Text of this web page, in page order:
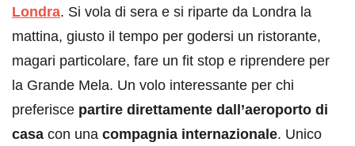
Londra. Si vola di sera e si riparte da Londra la
mattina, giusto il tempo per godersi un ristorante,
magari particolare, fare un fit stop e riprendere per
la Grande Mela. Un volo interessante per chi
preferisce partire direttamente dall’aeroporto di
casa con una compagnia internazionale. Unico